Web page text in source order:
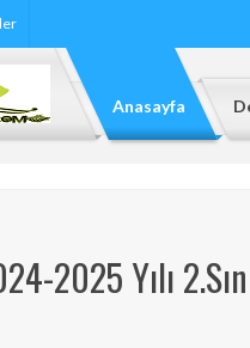
Anasayfa
2025 Yılı